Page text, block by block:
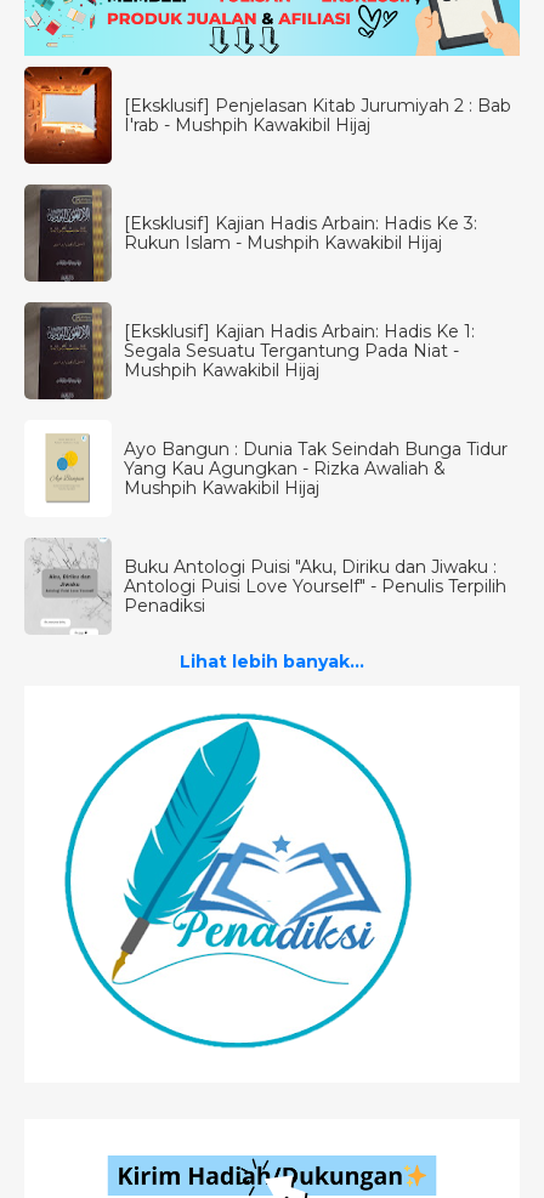
[Eksklusif] Penjelasan Kitab Jurumiyah 2 : Bab
I'rab - Mushpih Kawakibil Hijaj
[Eksklusif] Kajian Hadis Arbain: Hadis Ke 3:
Rukun Islam - Mushpih Kawakibil Hijaj
[Eksklusif] Kajian Hadis Arbain: Hadis Ke 1:
Segala Sesuatu Tergantung Pada Niat -
Mushpih Kawakibil Hijaj
Ayo Bangun : Dunia Tak Seindah Bunga Tidur
Yang Kau Agungkan - Rizka Awaliah &
Mushpih Kawakibil Hijaj
Buku Antologi Puisi "Aku, Diriku dan Jiwaku :
Antologi Puisi Love Yourself" - Penulis Terpilih
Penadiksi
Lihat lebih banyak...